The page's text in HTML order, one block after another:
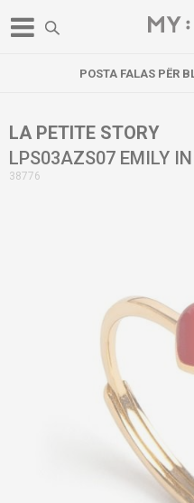
POSTA FALAS PËR
LA PETITE STORY
LPS03AZS07 EMILY
38776